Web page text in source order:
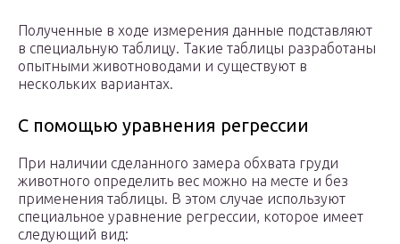
Полученные в ходе измерения данные подставляют
в специальную таблицу. Такие таблицы разработаны
опытными животноводами и существуют в
нескольких вариантах.
С помощью уравнения регрессии
При наличии сделанного замера обхвата груди
животного определить вес можно на месте и без
применения таблицы. В этом случае используют
специальное уравнение регрессии, которое имеет
следующий вид: